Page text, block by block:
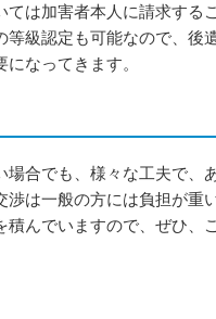
は加害者本人に請求する
級認定も可能なので、後
なってきます。
合でも、様々な工夫で、
渉は一般の方には負担が重
んでいますので、ぜひ、